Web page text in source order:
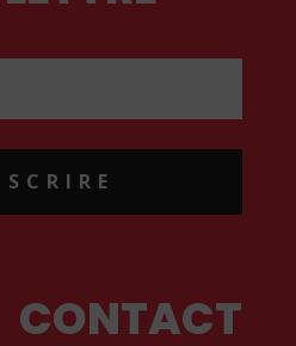
CONTACT